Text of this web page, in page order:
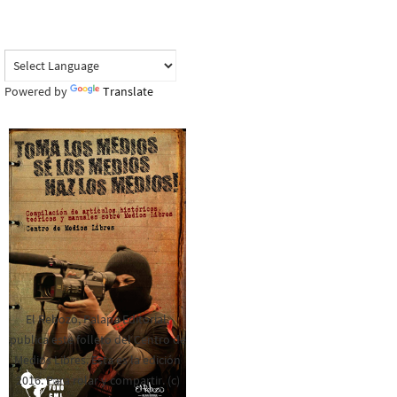
Powered by Translate
El Rebozo, Palapa Editorial,
publica este folleto del Centro de
Medios Libres. Esta es la edición
2016. Para rolar y compartir. (c)